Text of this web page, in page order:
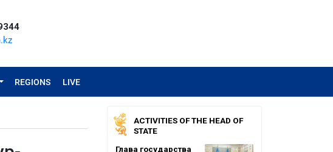
REGIONS LIVE
ACTIVITIES OF THE HEAD OF
STATE
Глава государства